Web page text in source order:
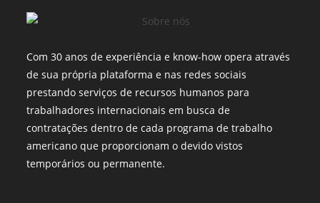
Com 30 anos de experiência e know-how opera através
de sua própria plataforma e nas redes sociais
prestando serviços de recursos humanos para
trabalhadores internacionais em busca de
contratações dentro de cada programa de trabalho
americano que proporcionam o devido vistos
temporários ou permanente.